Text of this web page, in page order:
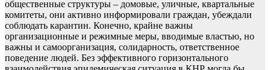
общественные структуры – домовые, уличные, квартальные
комитеты, они активно информировали граждан, убеждали
соблюдать карантин. Конечно, крайне важны
организационные и режимные меры, вводимые властью, но
важны и самоорганизация, солидарность, ответственное
поведение людей. Без эффективного горизонтального